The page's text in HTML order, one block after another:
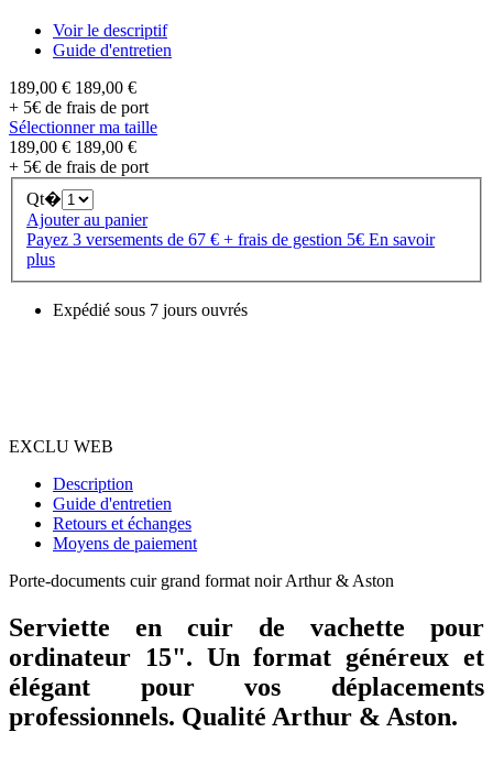
Voir le descriptif
Guide d'entretien
189,00 € 189,00 €
+ 5€ de frais de port
Sélectionner ma taille
189,00 € 189,00 €
+ 5€ de frais de port
Qt�
Ajouter au panier
Payez 3 versements de 67 € + frais de gestion 5€ En savoir
plus
Expédié sous 7 jours ouvrés
EXCLU WEB
Description
Guide d'entretien
Retours et échanges
Moyens de paiement
Porte-documents cuir grand format noir Arthur & Aston
Serviette en cuir de vachette pour
ordinateur 15". Un format généreux et
élégant pour vos déplacements
professionnels. Qualité Arthur & Aston.